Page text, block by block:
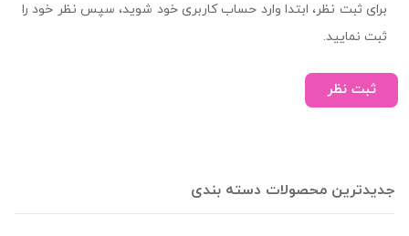
برای ثبت نظر، ابتدا وارد حساب کاربری خود شوید، سپس نظر خود را
ثبت نمایید.
ثبت نظر
جدیدترین محصولات دسته بندی